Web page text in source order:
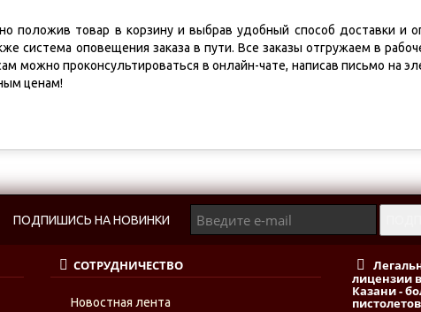
товар в корзину и выбрав удобный способ доставки и
система оповещения заказа в пути. Все заказы отгружаем в
можно проконсультироваться в онлайн-чате, написав письмо на
ценам!
ПОДПИШИСЬ НА НОВИНКИ
СОТРУДНИЧЕСТВО
Новостная лента
лицензии
Казани -